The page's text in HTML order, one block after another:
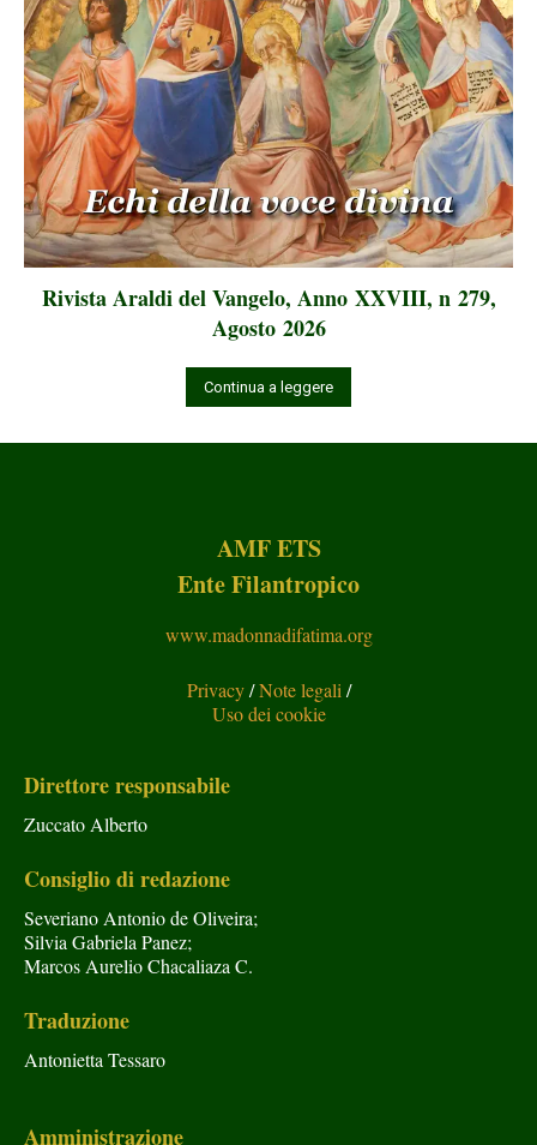
Rivista Araldi del Vangelo, Anno XXVIII, n 279,
Agosto 2026
Continua a leggere
AMF ETS
Ente Filantropico
www.madonnadifatima.org
Privacy/Note legali /
Uso dei cookie
Direttore responsabile
Zuccato Alberto
Consiglio di redazione
Severiano Antonio de Oliveira;
Silvia Gabriela Panez;
Marcos Aurelio Chacaliaza C.
Traduzione
Antonietta Tessaro
Amministrazione